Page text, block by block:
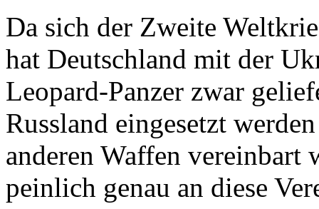
Da sich der Zweite
hat Deutschland mit der
Leopard-Panzer zwar
Russland eingesetzt
anderen Waffen vereinbart
peinlich genau an diese